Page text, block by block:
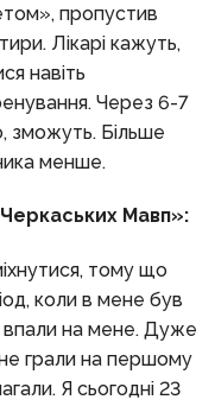
пропустив
Лікарі кажуть,
навіть
Через 6-7
зможуть. Більше
менше.
Мавп»:
тому що
коли в мене був
впали на мене. Дуже
не грали на першому
Я сьогодні 23